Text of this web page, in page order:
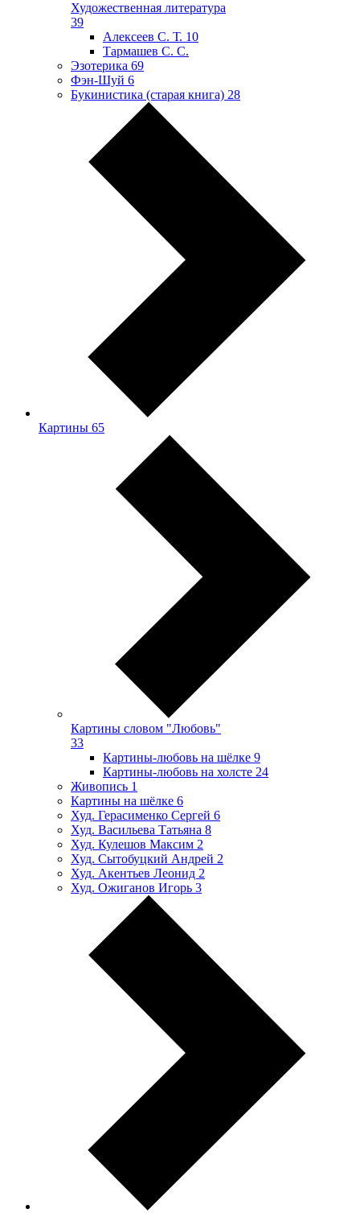
Художественная литература
39
Алексеев С. Т. 10
Тармашев С. С.
Эзотерика 69
Фэн-Шуй 6
Букинистика (старая книга) 28
Картины 65
Картины словом "Любовь"
33
Картины-любовь на шёлке 9
Картины-любовь на холсте 24
Живопись 1
Картины на шёлке 6
Худ. Герасименко Сергей 6
Худ. Васильева Татьяна 8
Худ. Кулешов Максим 2
Худ. Сытобуцкий Андрей 2
Худ. Акентьев Леонид 2
Худ. Ожиганов Игорь 3